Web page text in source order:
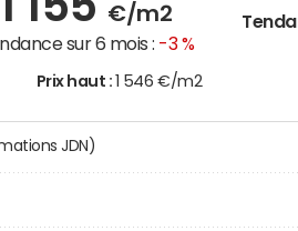
€/m2
sur 6 mois : -3 %
Prix haut : 1 546 €/m2
estimations JDN)